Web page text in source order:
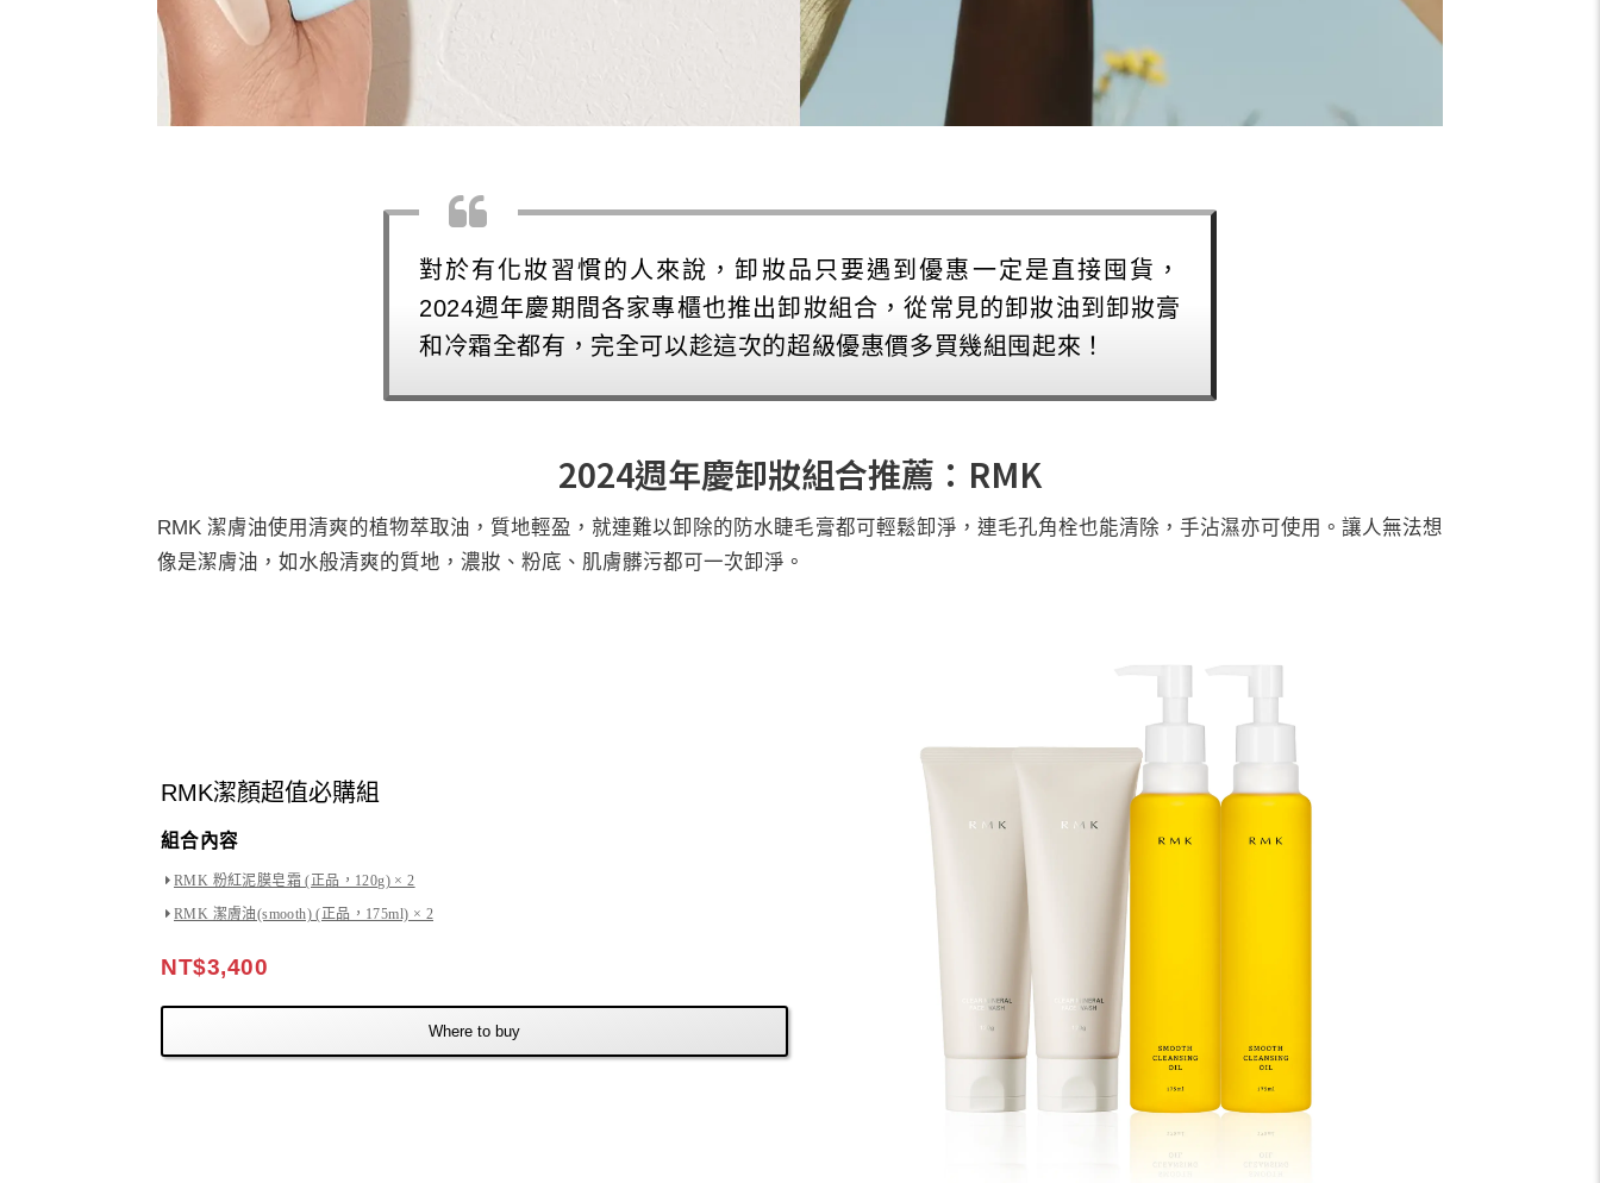
對於有化妝習慣的人來說，卸妝品只要遇到優惠一定是直接囤貨，
2024週年慶期間各家專櫃也推出卸妝組合，從常見的卸妝油到卸妝膏
和冷霜全都有，完全可以趁這次的超級優惠價多買幾組囤起來！
2024週年慶卸妝組合推薦：RMK
RMK 潔膚油使用清爽的植物萃取油，質地輕盈，就連難以卸除的防水睫毛膏都可輕鬆卸淨，連毛孔角栓也能清除，手沾濕亦可使用。讓人無法想
像是潔膚油，如水般清爽的質地，濃妝、粉底、肌膚髒污都可一次卸淨。
RMK潔顏超值必購組
組合內容
RMK 粉紅泥膜皂霜 (正品，120g) × 2
RMK 潔膚油(smooth) (正品，175ml) × 2
NT$3,400
Where to buy